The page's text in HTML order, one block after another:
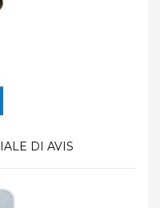
DI AVIS